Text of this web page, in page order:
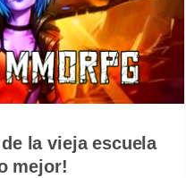
la vieja escuela
mejor!